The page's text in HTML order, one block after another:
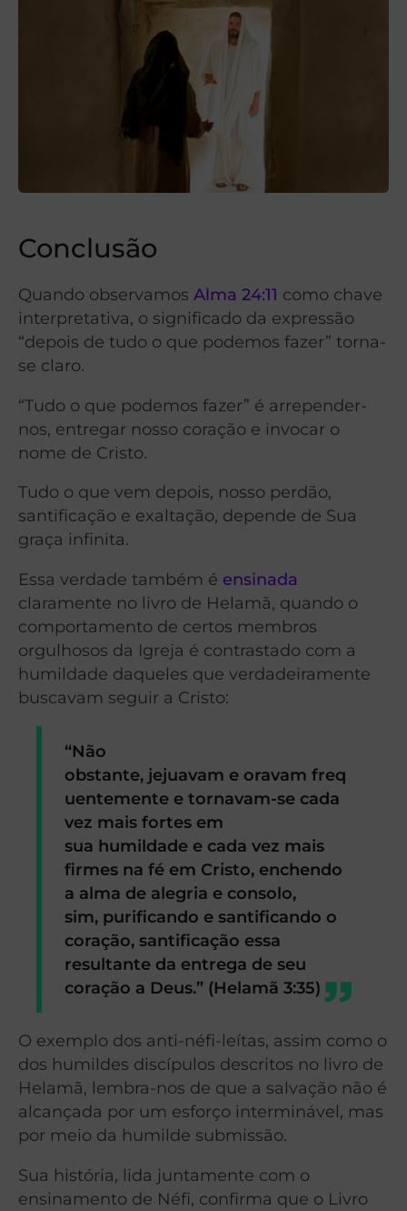
Conclusão
Quando observamos Alma 24:11 como chave
interpretativa, o significado da expressão
“depois de tudo o que podemos fazer” torna-
se claro.
“Tudo o que podemos fazer” é arrepender-
nos, entregar nosso coração e invocar o
nome de Cristo.
Tudo o que vem depois, nosso perdão,
santificação e exaltação, depende de Sua
graça infinita.
Essa verdade também é ensinada
claramente no livro de Helamã, quando o
comportamento de certos membros
orgulhosos da Igreja é contrastado com a
humildade daqueles que verdadeiramente
buscavam seguir a Cristo:
“Não
obstante, jejuavam e oravam freq
uentemente e tornavam-se cada
vez mais fortes em
sua humildade e cada vez mais
firmes na fé em Cristo, enchendo
a alma de alegria e consolo,
sim, purificando e santificando o
coração, santificação essa
resultante da entrega de seu
coração a Deus.” (Helamã 3:35)
O exemplo dos anti-néfi-leítas, assim como o
dos humildes discípulos descritos no livro de
Helamã, lembra-nos de que a salvação não é
alcançada por um esforço interminável, mas
por meio da humilde submissão.
Sua história, lida juntamente com o
ensinamento de Néfi, confirma que o Livro